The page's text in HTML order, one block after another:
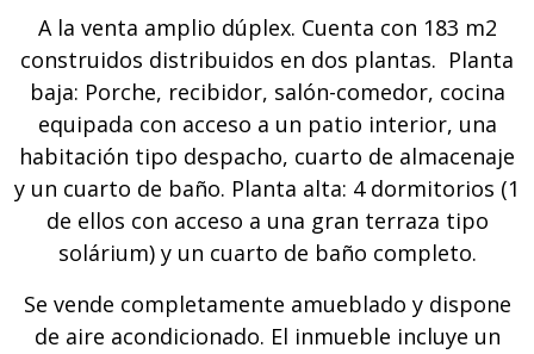
A la venta amplio dúplex. Cuenta con 183 m2
construidos distribuidos en dos plantas. Planta
baja: Porche, recibidor, salón-comedor, cocina
equipada con acceso a un patio interior, una
habitación tipo despacho, cuarto de almacenaje
y un cuarto de baño. Planta alta: 4 dormitorios (1
de ellos con acceso a una gran terraza tipo
solárium) y un cuarto de baño completo.
Se vende completamente amueblado y dispone
de aire acondicionado. El inmueble incluye un